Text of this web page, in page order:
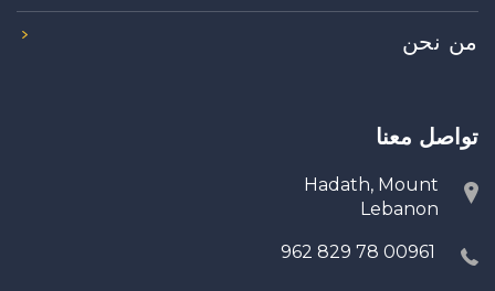
من نحن
تواصل معنا
Hadath, Mount
Lebanon
00961 78 829 962